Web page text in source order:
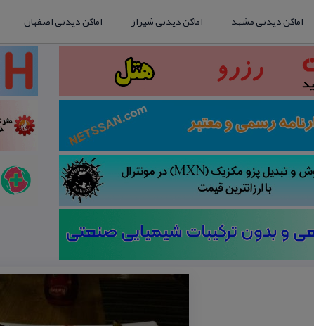
اماکن دیدنی مشهد اماکن دیدنی شیراز اماکن دیدنی اصفهان